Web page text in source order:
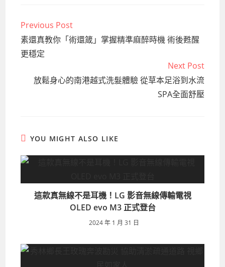
Read
more
articles
Previous Post
素還真教你「術還箴」掌握精準麻醉時機 術後甦醒
更穩定
Next Post
放鬆身心的南港越式洗髮體驗 從草本足浴到水流
SPA全面舒壓
YOU MIGHT ALSO LIKE
這款真無線不是耳機！LG 影音無線傳輸電視
OLED evo M3 正式登台
2024 年 1 月 31 日